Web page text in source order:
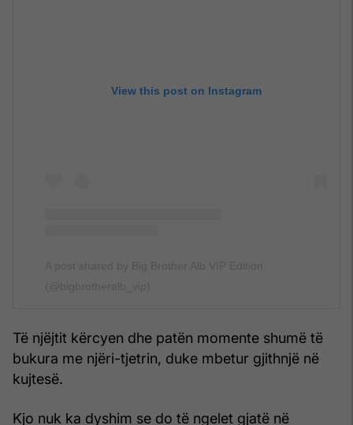
View this post on Instagram
Të njëjtit kërcyen dhe patën momente shumë të
bukura me njëri-tjetrin, duke mbetur gjithnjë në
kujtesë.
Kjo nuk ka dyshim se do të ngelet gjatë në